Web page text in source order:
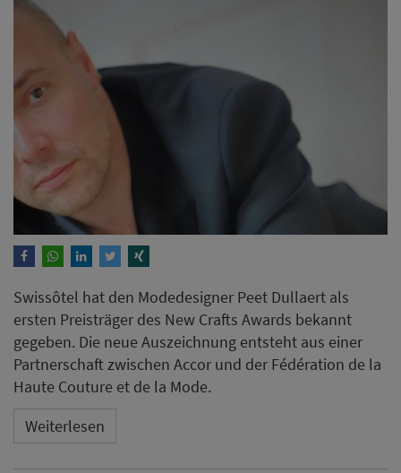
Swissôtel hat den Modedesigner Peet Dullaert als
ersten Preisträger des New Crafts Awards bekannt
gegeben. Die neue Auszeichnung entsteht aus einer
Partnerschaft zwischen Accor und der Fédération de la
Haute Couture et de la Mode.
Weiterlesen